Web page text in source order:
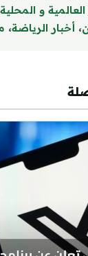
العالمية و المحلية
، أخبار الرياضة،